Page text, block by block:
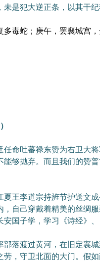
是犯大逆正条，以其干纪
蛇；庚午，罢襄城宫，
吐蕃禄东赞为右卫大将
够抛弃。而且我们的赞
李道宗持旌节护送文成
自己穿戴着精美的丝绸
国子学，学习《诗经》、
渡过黄河，在旧定襄城
，守卫北面的大门。假